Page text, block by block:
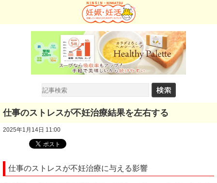
仕事のストレスが不妊治療結果を左右する
2025年1月14日 11:00
仕事のストレスが不妊治療に与える影響